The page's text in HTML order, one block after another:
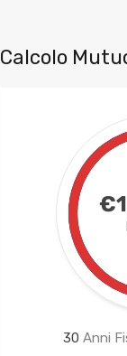
Calcolo
30 Anni